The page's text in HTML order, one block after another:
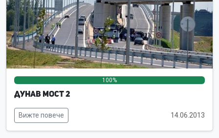
100%
Дунав мост 2
Вижте повече 14.06.2013